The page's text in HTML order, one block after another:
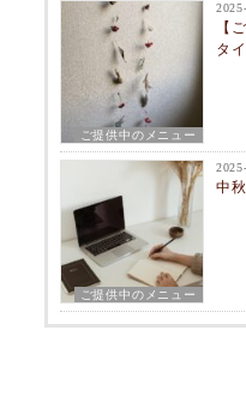
ご提供中のメニュー
【
タ
ご提供中のメニュー
中